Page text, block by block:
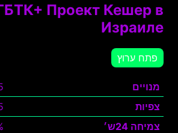
Проект Кешер в
Израиле
פתח ערוץ
מנויים
צפיות
צמיחה 24ש׳